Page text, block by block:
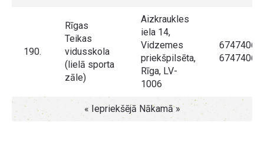
190.
Rīgas
Teikas
vidusskola
(lielā sporta
zāle)
Aizkraukles
iela 14,
Vidzemes
priekšpilsēta,
Rīga, LV-
1006
67474065,
67474066
« Iepriekšējā Nākamā »